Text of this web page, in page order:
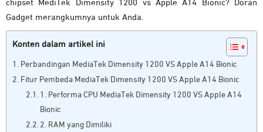
chipset MediTek Dimensity 1200 vs Apple A14 Bionic? Doran
Gadget merangkumnya untuk Anda.
Konten dalam artikel ini
Perbandingan MediaTek Dimensity 1200 VS Apple A14 Bionic
Fitur Pembeda MediaTek Dimensity 1200 VS Apple A14 Bionic
1. Performa CPU MediaTek Dimensity 1200 VS Apple A14
Bionic
2. RAM yang Dimiliki